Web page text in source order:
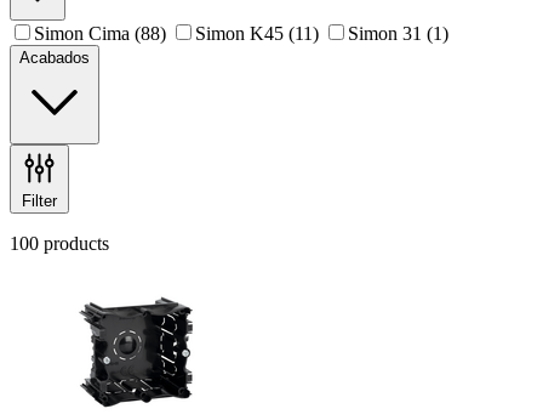
Simon Cima (88) Simon K45 (11) Simon 31 (1)
Acabados
Filter
100 products